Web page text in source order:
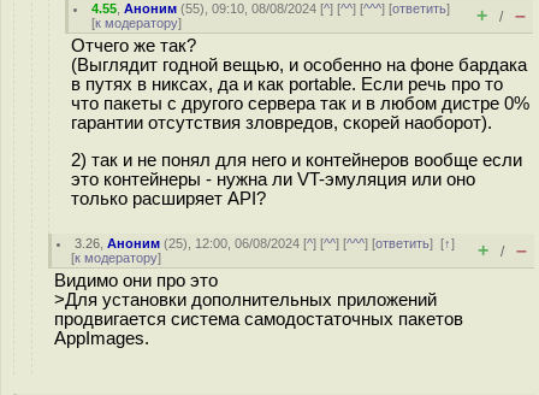
4.55 ,Аноним (55), 09:10, 08/08/2024 [^] [^^] [^^^] [ответить]
[к модератору] + / –
Отчего же так?
(Выглядит годной вещью, и особенно на фоне бардака
в путях в никсах, да и как portable. Если речь про то
что пакеты с другого сервера так и в любом дистре 0%
гарантии отсутствия зловредов, скорей наоборот).
2) так и не понял для него и контейнеров вообще если
это контейнеры - нужна ли VT-эмуляция или оно
только расширяет API?
3.26 ,Аноним (25), 12:00, 06/08/2024 [^] [^^] [^^^] [ответить][↑]
[к модератору] + / –
Видимо они про это
>Для установки дополнительных приложений
продвигается система самодостаточных пакетов
AppImages.